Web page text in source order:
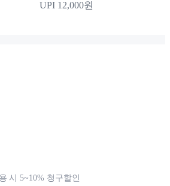
UPI 12,000원
시 5~10% 청구할인